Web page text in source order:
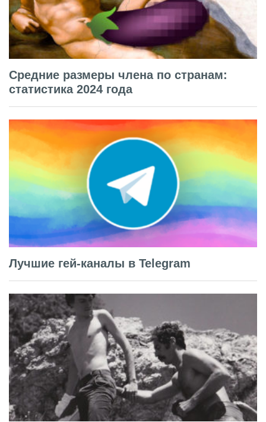
Средние размеры члена по странам:
статистика 2024 года
Лучшие гей-каналы в Telegram